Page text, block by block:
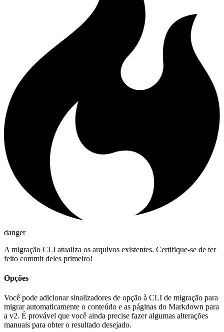
danger
A migração CLI atualiza os arquivos existentes. Certifique-se de ter
feito commit deles primeiro!
Opções
Você pode adicionar sinalizadores de opção à CLI de migração para
migrar automaticamente o conteúdo e as páginas do Markdown para
a v2. É provável que você ainda precise fazer algumas alterações
manuais para obter o resultado desejado.